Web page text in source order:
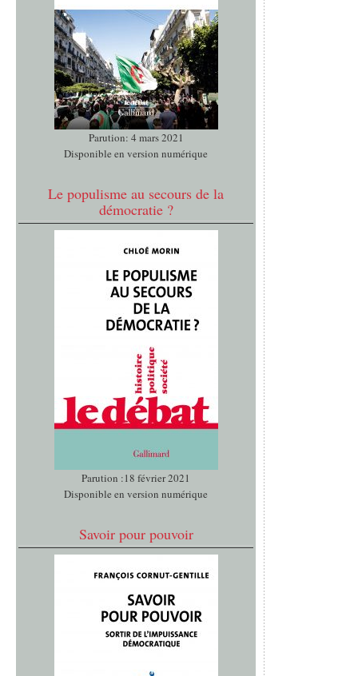
Parution: 4 mars 2021
Disponible en version numérique
Le populisme au secours de la
démocratie ?
Parution :18 février 2021
Disponible en version numérique
Savoir pour pouvoir